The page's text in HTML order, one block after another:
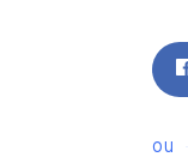
ou